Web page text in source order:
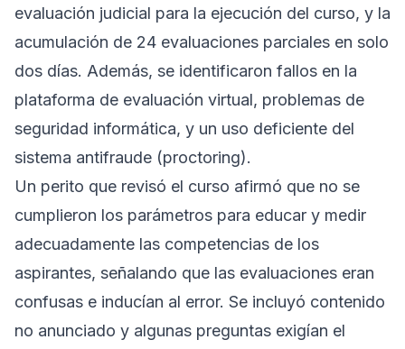
evaluación judicial para la ejecución del curso, y la
acumulación de 24 evaluaciones parciales en solo
dos días. Además, se identificaron fallos en la
plataforma de evaluación virtual, problemas de
seguridad informática, y un uso deficiente del
sistema antifraude (proctoring).
Un perito que revisó el curso afirmó que no se
cumplieron los parámetros para educar y medir
adecuadamente las competencias de los
aspirantes, señalando que las evaluaciones eran
confusas e inducían al error. Se incluyó contenido
no anunciado y algunas preguntas exigían el